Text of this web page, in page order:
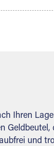
Ihren
Ihren
und